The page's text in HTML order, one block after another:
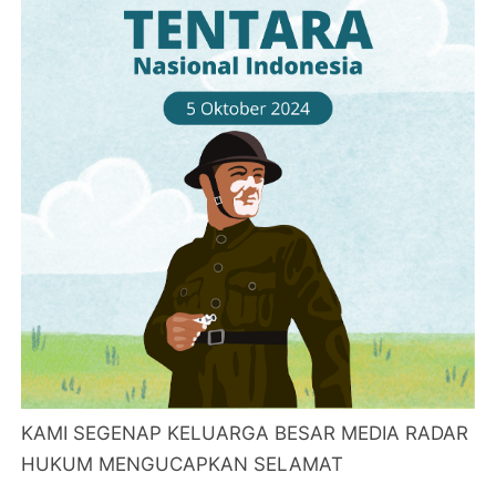
KAMI SEGENAP KELUARGA BESAR MEDIA RADAR
HUKUM MENGUCAPKAN SELAMAT